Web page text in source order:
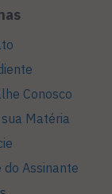
Conosco
sua Matéria
do Assinante